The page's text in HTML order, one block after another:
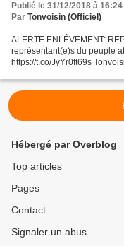
Publié le 31/12/2018 à 16:24
Par Tonvoisin (Officiel)
ALERTE ENLÉVEMENT:
représentant(e)s du peuple
https://t.co/JyYr0ft69s
représentant(e)s...
Hébergé par Overblog
Top articles
Pages
Contact
Signaler un abus